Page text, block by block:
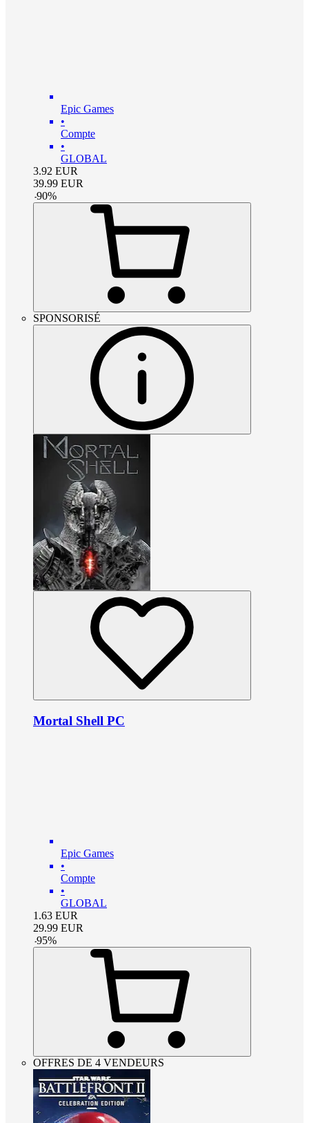
Epic Games
•
Compte
•
GLOBAL
3.92 EUR
39.99 EUR
-90%
SPONSORISÉ
Mortal Shell PC
Epic Games
•
Compte
•
GLOBAL
1.63 EUR
29.99 EUR
-95%
OFFRES DE 4 VENDEURS